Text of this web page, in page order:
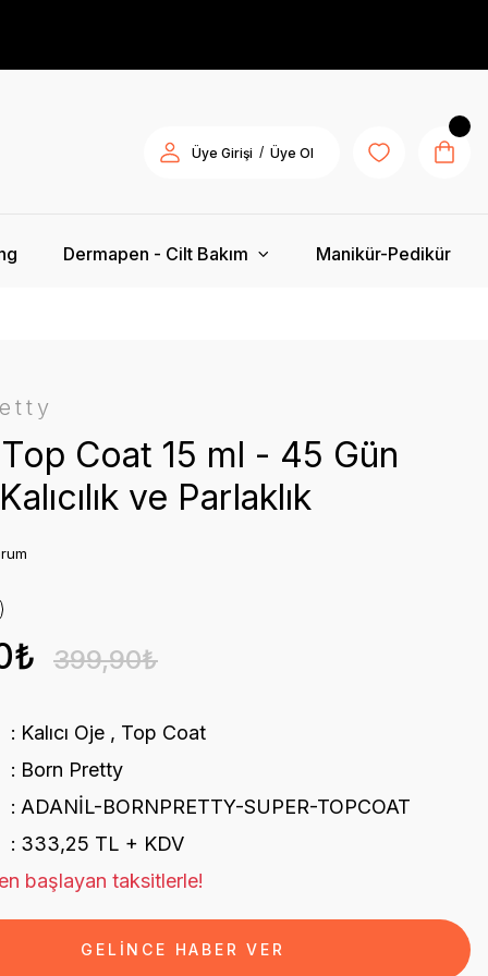
Üye Girişi / Üye Ol
Dermapen - Cilt Bakım Manikür-Pedikür
Coat 15 ml - 45 Gün
ve Parlaklık
399,90₺
Kalıcı Oje , Top Coat
Born Pretty
ADANİL-BORNPRETTY-SUPER-TOPCOAT
333,25 TL + KDV
başlayan taksitlerle!
GELİNCE HABER VER